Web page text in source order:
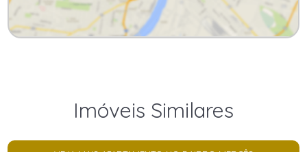
Imóveis Similares